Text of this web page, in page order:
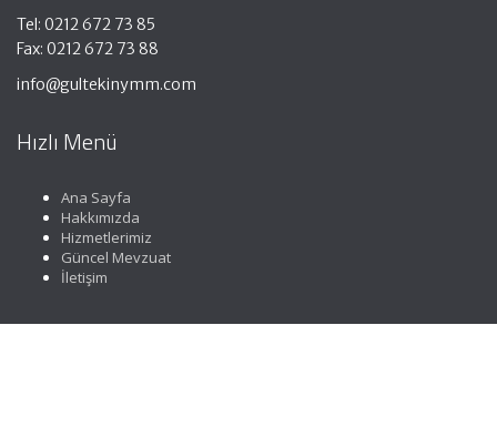
Tel: 0212 672 73 85
Fax: 0212 672 73 88
info@gultekinymm.com
Hızlı Menü
Ana Sayfa
Hakkımızda
Hizmetlerimiz
Güncel Mevzuat
İletişim
Faydalı Linkler